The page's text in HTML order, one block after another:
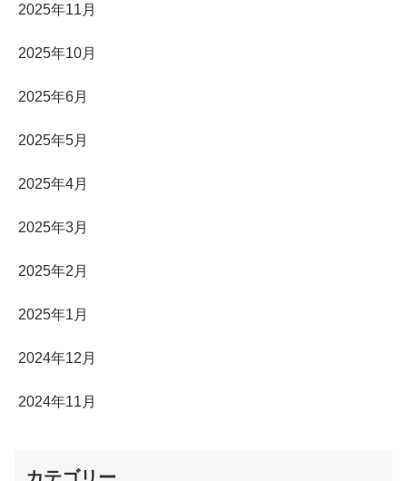
2025年11月
2025年10月
2025年6月
2025年5月
2025年4月
2025年3月
2025年2月
2025年1月
2024年12月
2024年11月
カテゴリー